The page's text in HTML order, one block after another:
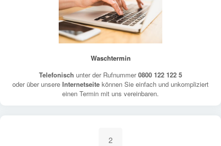
Waschtermin
Telefonisch unter der Rufnummer0800 122 122 5
oder über unsere Internetseite können Sie einfach und unkompliziert
einen Termin mit uns vereinbaren.
2